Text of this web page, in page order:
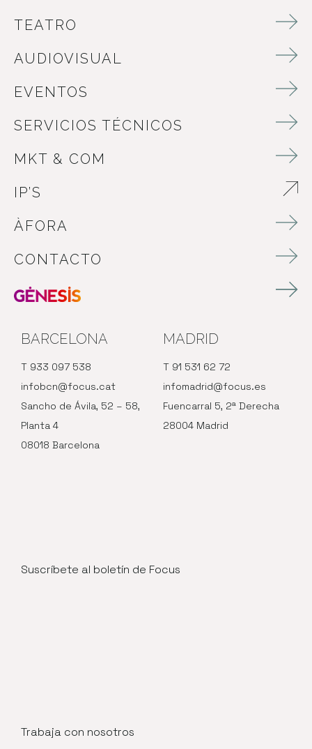
TEATRO
AUDIOVISUAL
EVENTOS
SERVICIOS TÉCNICOS
MKT & COM
IP’S
ÀFORA
CONTACTO
BARCELONA
T 933 097 538
infobcn@focus.cat
Sancho de Ávila, 52 – 58,
Planta 4
08018 Barcelona
MADRID
T 91 531 62 72
infomadrid@focus.es
Fuencarral 5, 2ª Derecha
28004 Madrid
Suscríbete al boletín de Focus
Trabaja con nosotros